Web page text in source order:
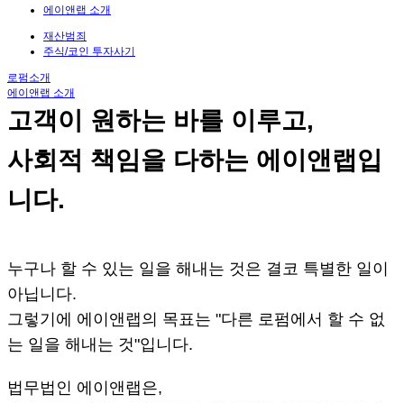
에이앤랩 소개
재산범죄
주식/코인 투자사기
로펌소개
에이앤랩 소개
고객이 원하는 바를 이루고,
사회적 책임을 다하는 에이앤랩입
니다.
누구나 할 수 있는 일을 해내는 것은 결코 특별한 일이
아닙니다.
그렇기에 에이앤랩의 목표는 "다른 로펌에서 할 수 없
는 일을 해내는 것"입니다.
법무법인 에이앤랩은,